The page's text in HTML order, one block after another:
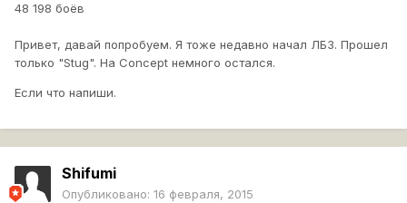
48 198 боёв
Привет, давай попробуем. Я тоже недавно начал ЛБЗ. Прошел
только "Stug". На Concept немного остался.
Если что напиши.
Shifumi
Опубликовано: 16 февраля, 2015